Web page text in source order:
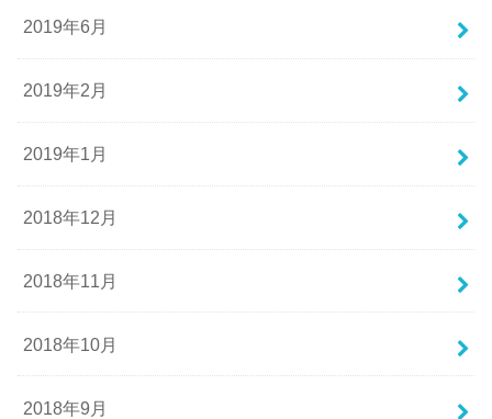
2019年6月
2019年2月
2019年1月
2018年12月
2018年11月
2018年10月
2018年9月